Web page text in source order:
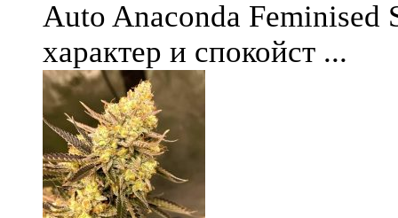
Auto Anaconda
характер и спокойст ...